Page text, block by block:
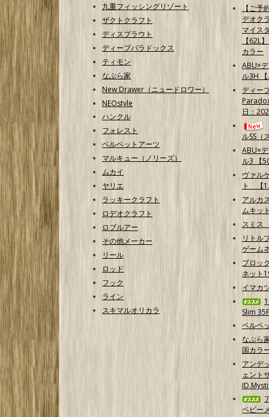
九重フィッシングリゾート
ザクトクラフト
ディスプラウト
ディープパラドックス
ティモン
なぶら家
New Drawer（ニュードロワー）
NEOstyle
ハンクル
フォレスト
ベルベットアーツ
マルキュー（ノリーズ）
ムカイ
ヤリエ
ラッキークラフト
ロデオクラフト
ロブルアー
その他メーカー
リール
ロッド
フック
ライン
スキマルオリカラ
【ご
デオク
マイス
【62L
カラー
ABU×
ル3H
ディー
日：
ルSS（
ABU×
ル3 【
ヴァル
ト 【
アルカ
ムキッ
スミス
リトル
ゲーム
プロッ
ネット
イマカ
Slim
ベルベ
なぶら
国カラ
アンデ
ェント
ベビー